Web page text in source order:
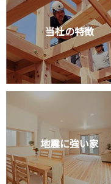
当社の特徴
地震に強い家